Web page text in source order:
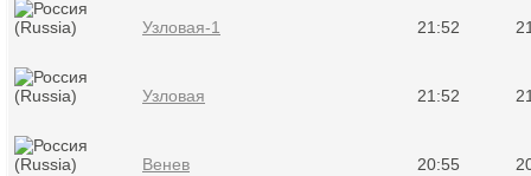
Узловая-1 21:52
Узловая 21:52
Венев 20:55